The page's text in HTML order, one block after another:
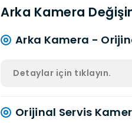
Arka Kamera
Arka Kamera -
Detaylar için tıklayın.
Orijinal Servis